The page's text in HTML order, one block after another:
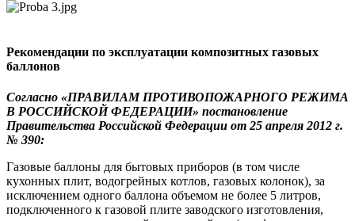
Рекомендации по эксплуатации композитных газовых
баллонов
Согласно «ПРАВИЛАМ ПРОТИВОПОЖАРНОГО РЕЖИМА
В РОССИЙСКОЙ ФЕДЕРАЦИИ» постановление
Правительства Российской Федерации от 25 апреля 2012 г.
№ 390:
Газовые баллоны для бытовых приборов (в том числе
кухонных плит, водогрейных котлов, газовых колонок), за
исключением одного баллона объемом не более 5 литров,
подключенного к газовой плите заводского изготовления,